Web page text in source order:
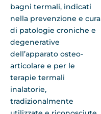
bagni termali, indicati
nella prevenzione e cura
di patologie croniche e
degenerative
dell’apparato osteo-
articolare e per le
terapie termali
inalatorie,
tradizionalmente